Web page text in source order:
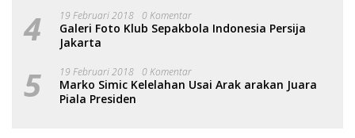
4 19 Februari 2018 0 Komentar
Galeri Foto Klub Sepakbola Indonesia Persija
Jakarta
5 19 Februari 2018 0 Komentar
Marko Simic Kelelahan Usai Arak arakan Juara
Piala Presiden